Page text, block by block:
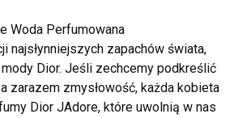
Woda Perfumowana
najsłynniejszych zapachów świata,
Dior. Jeśli zechcemy podkreślić
zarazem zmysłowość, każda kobieta
Dior JAdore, które uwolnią w nas